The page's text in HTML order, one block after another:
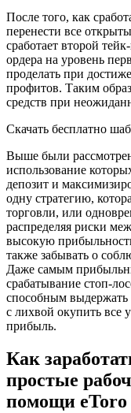
После того, как
перенести все
сработает второй
ордера на уровень
проделать при
профитов. Таким
средств при
Скачать бесплатно
Выше были
использование
депозит и
одну стратегию,
торговли, или
распределяя риски
высокую
также забывать о
Даже самым
срабатывание стоп-
способным
с лихвой окупить все
прибыль.
Как
простые
помощи eToro